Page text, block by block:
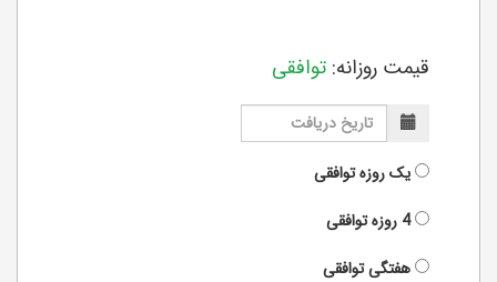
قیمت روزانه: توافقی
یک روزهتوافقی
4 روزه
توافقی
هفتگیتوافقی